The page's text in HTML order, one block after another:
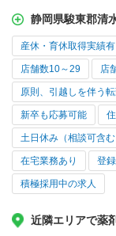
静岡県駿東郡清
産休・育休取得実績有
店舗数10～29 店
原則、引越しを伴う
新卒も応募可能
土日休み（相談可含む
在宅業務あり 登
積極採用中の求人
近隣エリアで薬